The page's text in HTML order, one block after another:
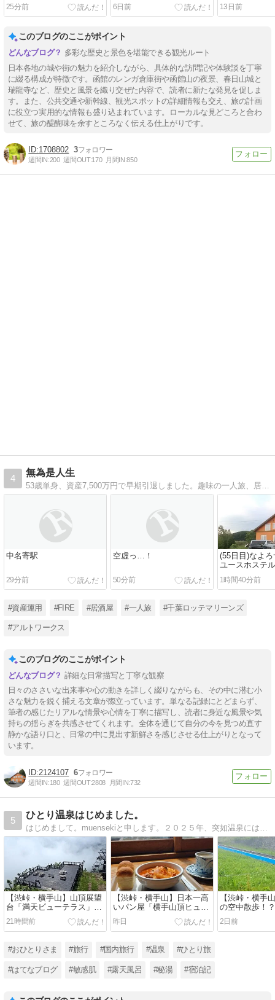
25分前
6日前
13日前
このブログのここがポイント
多彩な歴史と景色を堪能できる観光ルート
日本各地の城や街の魅力を紹介しながら、具体的な訪問記や体験談を丁寧
に綴る構成が特徴です。函館のレンガ倉庫街や函館山の夜景、春日山城と
瑞龍寺など、歴史と風景を織り交ぜた内容で、読者に新たな発見を促しま
す。また、公共交通や新幹線、観光スポットの詳細情報も交え、旅の計画
に役立つ実用的な情報も盛り込まれています。ローカルな見どころと合わ
せて、旅の醍醐味を余すところなく伝える仕上がりです。
1708802 3
週間IN:200 週間OUT:170 月間IN:850
4
無為是人生
53歳単身、資産7,500万円で早期引退しました。趣味の一人旅、居酒屋巡り、愛車のアルトワークスなどについて綴ります。
中名寄駅
29分前
空虚っ…！
50分前
(55日目)なよ
ユースホステル
1時間40分前
#資産運用 #FIRE #居酒屋 #一人旅 #千葉ロッテマリーンズ
#アルトワークス
このブログのここがポイント
詳細な日常描写と丁寧な観察
日々のささいな出来事や心の動きを詳しく綴りながらも、その中に潜む小
さな魅力を鋭く捕える文章が際立っています。単なる記録にとどまらず、
筆者の感じたリアルな情景や心情を丁寧に描写し、読者に身近な風景や気
持ちの揺らぎを共感させてくれます。全体を通じて自分の今を見つめ直す
静かな語り口と、日常の中に見出す新鮮さを感じさせる仕上がりとなって
います。
2124107 6
週間IN:180 週間OUT:2808 月間IN:732
5
ひとり温泉はじめました。
【渋峠・横手山】山頂展望
台「満天ビューテラス」か
らの景色は…！？お花のプ
ーさんと雲上に浮かぶテラ
ス｜万座温泉ひとり旅㉟
21時間前
【渋峠・横手山】日本一高
いパン屋「横手山頂ヒュッ
テ」で絶品ボルシチラン
チ！標高2,307mの雲上レス
トラン｜万座温泉ひとり旅
㉞
昨日
【渋峠・横手
の空中散歩！
スカイレータ
いリフトで雨
座温泉ひとり
2日前
#おひとりさま #旅行 #国内旅行 #温泉 #ひとり旅
#はてなブログ #敏感肌 #露天風呂 #秘湯 #宿泊記